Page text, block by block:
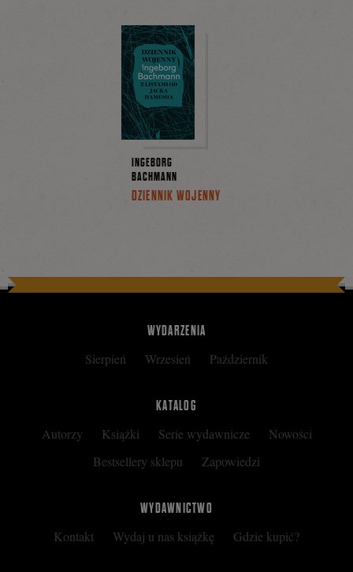
INGEBORG
BACHMANN
DZIENNIK WOJENNY
WYDARZENIA
Sierpień Wrzesień Październik
KATALOG
Autorzy Książki Serie wydawnicze
Nowości
Bestsellery sklepu
Zapowiedzi
WYDAWNICTWO
Kontakt Wydaj u nas książkę Gdzie kupić?